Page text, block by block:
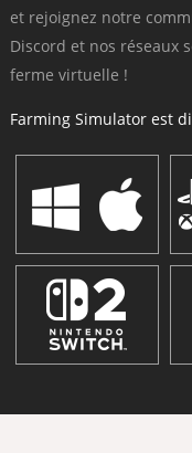
et rejoignez notre
Discord et nos réseaux
ferme virtuelle !
Farming Simulator est